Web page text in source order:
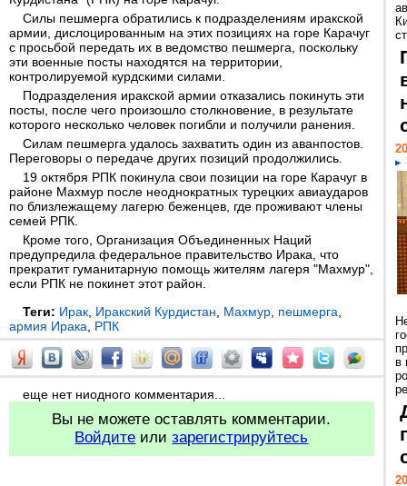
Силы пешмерга обратились к подразделениям иракской
армии, дислоцированным на этих позициях на горе Карачуг
с просьбой передать их в ведомство пешмерга, поскольку
эти военные посты находятся на территории,
контролируемой курдскими силами.
Подразделения иракской армии отказались покинуть эти
посты, после чего произошло столкновение, в результате
которого несколько человек погибли и получили ранения.
Силам пешмерга удалось захватить один из аванпостов.
Переговоры о передаче других позиций продолжились.
19 октября РПК покинула свои позиции на горе Карачуг в
районе Махмур после неоднократных турецких авиаударов
по близлежащему лагерю беженцев, где проживают члены
семей РПК.
Кроме того, Организация Объединенных Наций
предупредила федеральное правительство Ирака, что
прекратит гуманитарную помощь жителям лагеря "Махмур",
если РПК не покинет этот район.
Теги: Ирак Иракский Курдистан Махмур пешмерга
армия Ирака
РПК
еще нет ниодного комментария...
Вы не можете оставлять комментарии.
Войдите илизарегистрируйтесь
в